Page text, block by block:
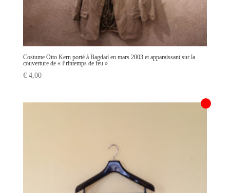
Costume Otto Kern porté à Bagdad en mars 2003 et apparaissant sur la
couverture de « Printemps de feu »
€4,00